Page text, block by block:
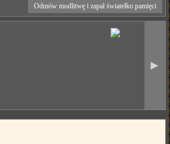
Odmów modlitwę i zapal światełko pamięci
►